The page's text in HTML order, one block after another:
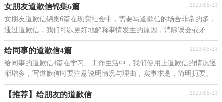
女朋友道歉信锦集6篇 2023-05-23
女朋友道歉信锦集6篇在现实社会中，需要写道歉信的场合非常的多，
通过道歉信，我们可以更好地解释事情发生的原因，消除误会或矛
盾。怎么写道歉信才能避免踩雷呢？以下是小编为大家收...
给同事的道歉信4篇 2023-05-23
给同事的道歉信4篇在学习、工作生活中，我们使用上道歉信的情况逐
渐增多，写道歉信时要注意说明情况与理由，实事求是，简明扼要。
在写之前，可以先参考范文，下面是小编为大家整理的给...
【推荐】给朋友的道歉信 2023-05-23